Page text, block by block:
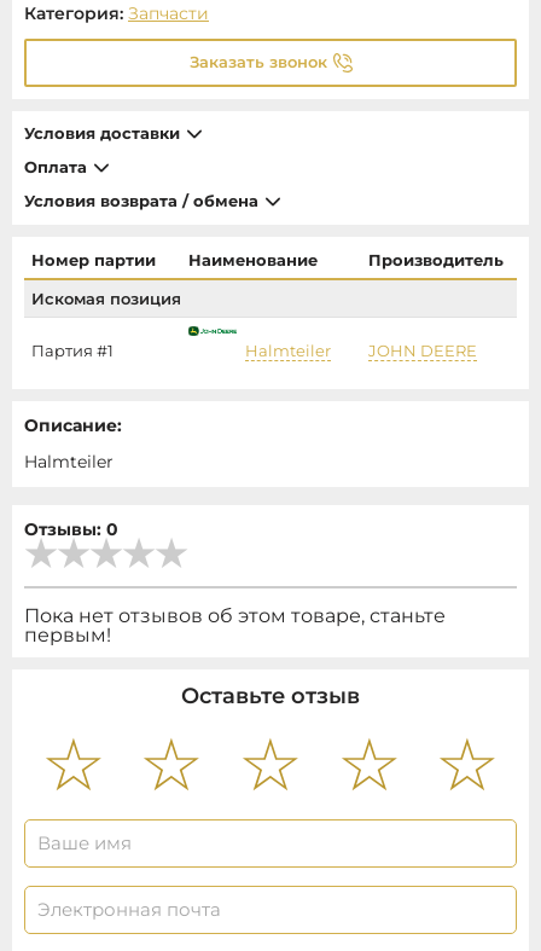
Категория: Запчасти
Заказать звонок
Условия доставки
Оплата
Условия возврата / обмена
Номер партии Наименование Производитель
Искомая позиция
Партия #1 Halmteiler JOHN DEERE
Описание:
Halmteiler
Отзывы: 0
Пока нет отзывов об этом товаре, станьте
первым!
Оставьте отзыв